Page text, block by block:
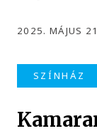
2025. MÁJUS
SZÍNHÁZ